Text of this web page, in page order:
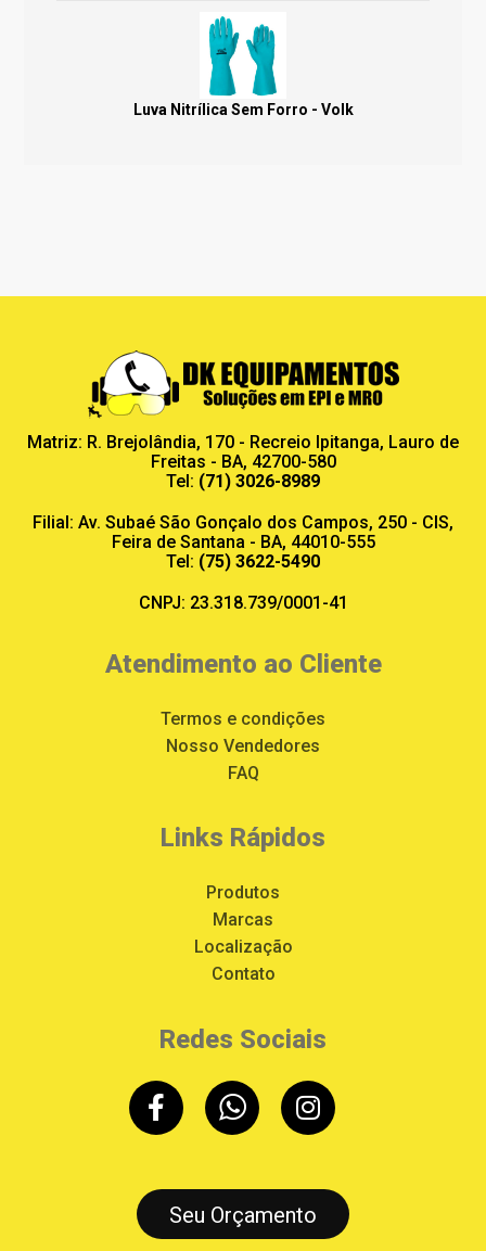
Luva Nitrílica Sem Forro - Volk
Matriz: R. Brejolândia, 170 - Recreio Ipitanga, Lauro de
Freitas - BA, 42700-580
Tel: (71) 3026-8989
Filial: Av. Subaé São Gonçalo dos Campos, 250 - CIS,
Feira de Santana - BA, 44010-555
Tel: (75) 3622-5490
CNPJ: 23.318.739/0001-41
Atendimento ao Cliente
Termos e condições
Nosso Vendedores
FAQ
Links Rápidos
Produtos
Marcas
Localização
Contato
Redes Sociais
Seu Orçamento